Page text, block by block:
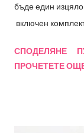
бъде един
включен
сътрудничество
провеждали
СПОДЕЛЯНЕ
ПРОЧЕТЕТЕ